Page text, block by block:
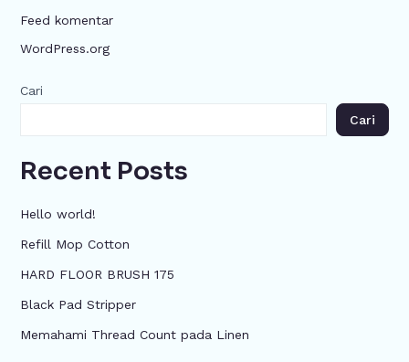
Feed komentar
WordPress.org
Cari
Cari
Recent Posts
Hello world!
Refill Mop Cotton
HARD FLOOR BRUSH 175
Black Pad Stripper
Memahami Thread Count pada Linen